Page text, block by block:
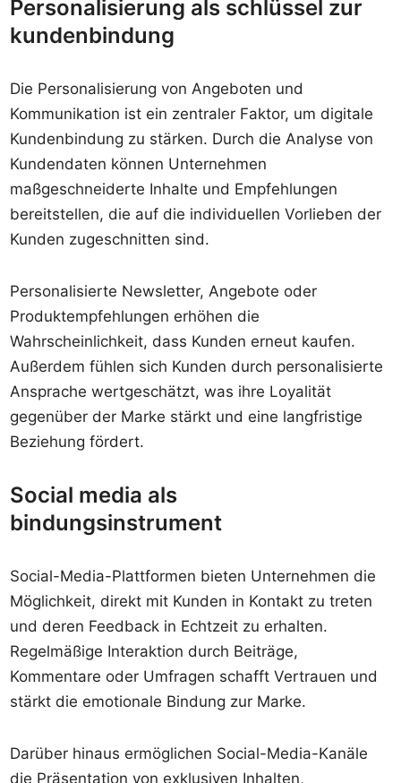
Personalisierung als schlüssel zur
kundenbindung
Die Personalisierung von Angeboten und
Kommunikation ist ein zentraler Faktor, um digitale
Kundenbindung zu stärken. Durch die Analyse von
Kundendaten können Unternehmen
maßgeschneiderte Inhalte und Empfehlungen
bereitstellen, die auf die individuellen Vorlieben der
Kunden zugeschnitten sind.
Personalisierte Newsletter, Angebote oder
Produktempfehlungen erhöhen die
Wahrscheinlichkeit, dass Kunden erneut kaufen.
Außerdem fühlen sich Kunden durch personalisierte
Ansprache wertgeschätzt, was ihre Loyalität
gegenüber der Marke stärkt und eine langfristige
Beziehung fördert.
Social media als
bindungsinstrument
Social-Media-Plattformen bieten Unternehmen die
Möglichkeit, direkt mit Kunden in Kontakt zu treten
und deren Feedback in Echtzeit zu erhalten.
Regelmäßige Interaktion durch Beiträge,
Kommentare oder Umfragen schafft Vertrauen und
stärkt die emotionale Bindung zur Marke.
Darüber hinaus ermöglichen Social-Media-Kanäle
die Präsentation von exklusiven Inhalten,